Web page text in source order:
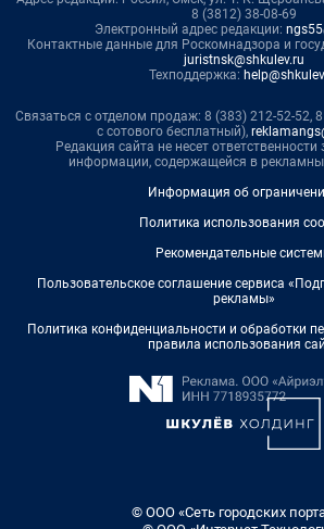
8 (3812) 38-08-69
Электронный адрес редакции:
Контактные данные для Роскомнадзора и
juristnsk@shkulev.ru
Техподдержка:
Связаться с отделом продаж: 8 (383) 212-52-52,
с сотового бесплатный),
Редакция сайта не несет ответственности
информации, содержащейся в
Информация об
Политика использования
Рекомендательные
Пользовательское соглашение сервиса
рекламы»
Политика конфиденциальности и обработки
правила использования
© ООО «Сеть городских